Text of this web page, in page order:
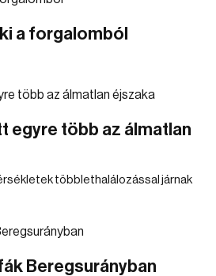
a forgalomból
egyre több az álmatlan
többlethalálozással járnak
Beregsurányban